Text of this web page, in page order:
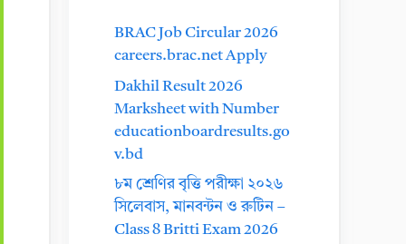
BRAC Job Circular 2026
careers.brac.net Apply
Dakhil Result 2026
Marksheet with Number
educationboardresults.go
v.bd
৮ম শ্রেণির বৃত্তি পরীক্ষা ২০২৬
সিলেবাস, মানবন্টন ও রুটিন –
Class 8 Britti Exam 2026